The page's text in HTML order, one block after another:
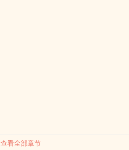
查看全部章节